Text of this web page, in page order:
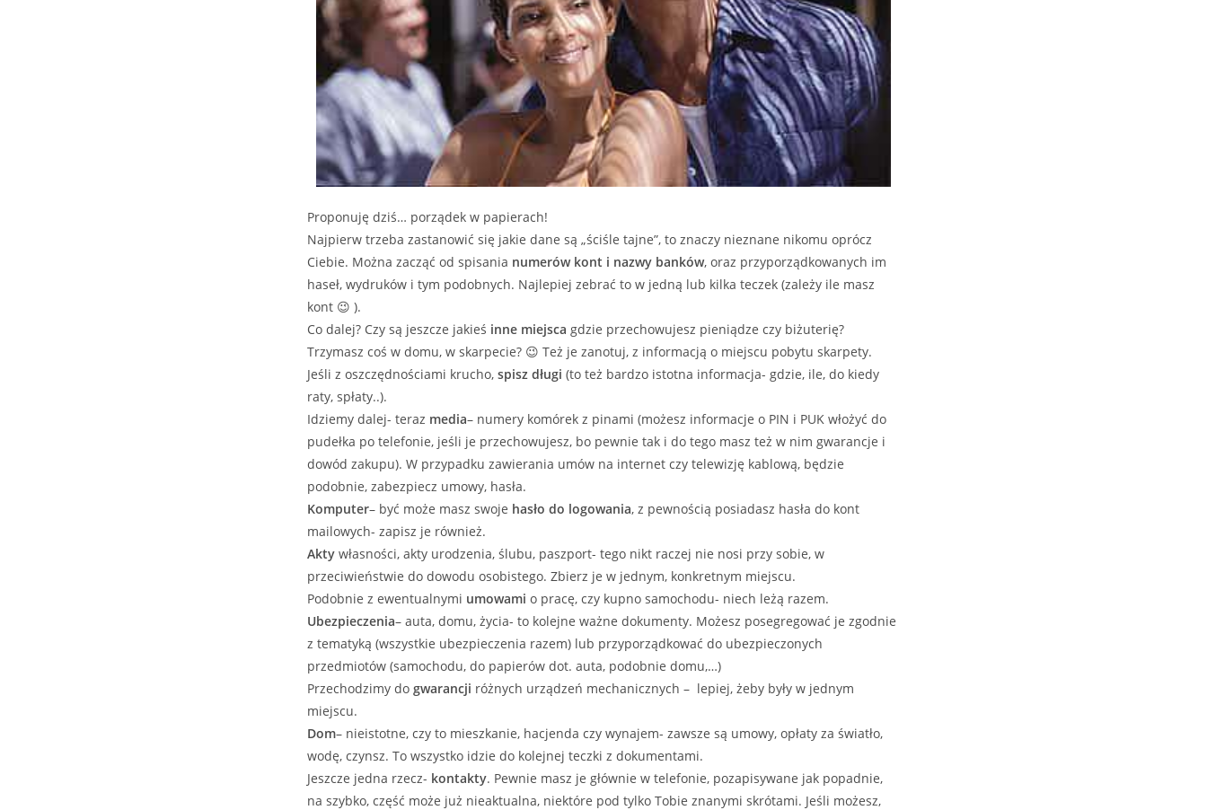
Proponuję dziś… porządek w papierach!
Najpierw trzeba zastanowić się jakie dane są „ściśle tajne”, to znaczy nieznane nikomu oprócz
Ciebie. Można zacząć od spisania numerów kont i nazwy banków, oraz przyporządkowanych im
haseł, wydruków i tym podobnych. Najlepiej zebrać to w jedną lub kilka teczek (zależy ile masz
kont 😉 ).
Co dalej? Czy są jeszcze jakieś inne miejsca gdzie przechowujesz pieniądze czy biżuterię?
Trzymasz coś w domu, w skarpecie? 😉 Też je zanotuj, z informacją o miejscu pobytu skarpety.
Jeśli z oszczędnościami krucho, spisz długi (to też bardzo istotna informacja- gdzie, ile, do kiedy
raty, spłaty..).
Idziemy dalej- teraz media– numery komórek z pinami (możesz informacje o PIN i PUK włożyć do
pudełka po telefonie, jeśli je przechowujesz, bo pewnie tak i do tego masz też w nim gwarancje i
dowód zakupu). W przypadku zawierania umów na internet czy telewizję kablową, będzie
podobnie, zabezpiecz umowy, hasła.
Komputer– być może masz swoje hasło do logowania, z pewnością posiadasz hasła do kont
mailowych- zapisz je również.
Akty własności, akty urodzenia, ślubu, paszport- tego nikt raczej nie nosi przy sobie, w
przeciwieństwie do dowodu osobistego. Zbierz je w jednym, konkretnym miejscu.
Podobnie z ewentualnymi umowami o pracę, czy kupno samochodu- niech leżą razem.
Ubezpieczenia– auta, domu, życia- to kolejne ważne dokumenty. Możesz posegregować je zgodnie
z tematyką (wszystkie ubezpieczenia razem) lub przyporządkować do ubezpieczonych
przedmiotów (samochodu, do papierów dot. auta, podobnie domu,…)
Przechodzimy do gwarancji różnych urządzeń mechanicznych – lepiej, żeby były w jednym
miejscu.
Dom– nieistotne, czy to mieszkanie, hacjenda czy wynajem- zawsze są umowy, opłaty za światło,
wodę, czynsz. To wszystko idzie do kolejnej teczki z dokumentami.
Jeszcze jedna rzecz- kontakty. Pewnie masz je głównie w telefonie, pozapisywane jak popadnie,
na szybko, część może już nieaktualna, niektóre pod tylko Tobie znanymi skrótami. Jeśli możesz,